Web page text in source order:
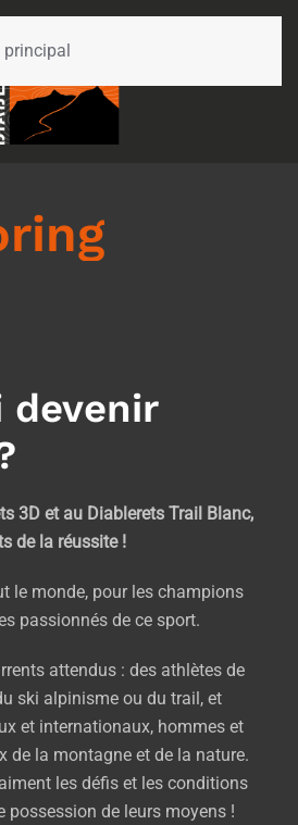
principal
devenir
3D et au Diablerets Trail Blanc,
de la réussite !
le monde, pour les champions
passionnés de ce sport.
attendus : des athlètes de
ski alpinisme ou du trail, et
et internationaux, hommes et
de la montagne et de la nature.
les défis et les conditions
possession de leurs moyens !